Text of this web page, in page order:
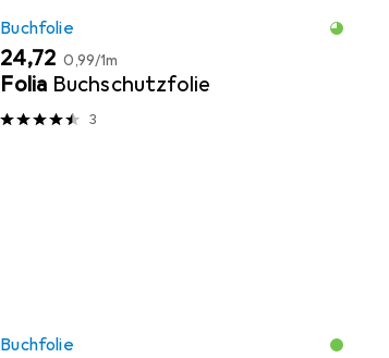
Buchfolie
EUR
24,72 EUR
0,99/1m
Folia Buchschutzfolie
3
Buchfolie